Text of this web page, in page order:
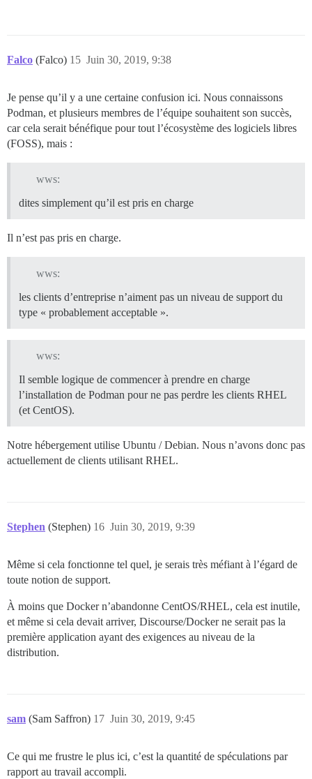
Falco (Falco) Juin 30, 2019, 9:38
15
Je pense qu’il y a une certaine confusion ici. Nous connaissons
Podman, et plusieurs membres de l’équipe souhaitent son succès,
car cela serait bénéfique pour tout l’écosystème des logiciels libres
(FOSS), mais :
wws:
dites simplement qu’il est pris en charge
Il n’est pas pris en charge.
wws:
les clients d’entreprise n’aiment pas un niveau de support du
type « probablement acceptable ».
wws:
Il semble logique de commencer à prendre en charge
l’installation de Podman pour ne pas perdre les clients RHEL
(et CentOS).
Notre hébergement utilise Ubuntu / Debian. Nous n’avons donc pas
actuellement de clients utilisant RHEL.
Stephen (Stephen) Juin 30, 2019, 9:39
16
Même si cela fonctionne tel quel, je serais très méfiant à l’égard de
toute notion de support.
À moins que Docker n’abandonne CentOS/RHEL, cela est inutile,
et même si cela devait arriver, Discourse/Docker ne serait pas la
première application ayant des exigences au niveau de la
distribution.
sam (Sam Saffron) Juin 30, 2019, 9:45
17
Ce qui me frustre le plus ici, c’est la quantité de spéculations par
rapport au travail accompli.